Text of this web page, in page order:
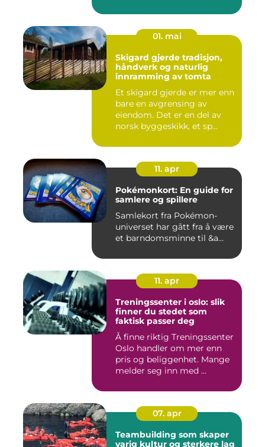
01. mai
Skigard gjerde tradisjon,
håndverk og naturlig
innramming av tomta
Et skigard gjerde er mer enn
bare en avgrensing av
eiendom. Det er en del av
norsk byggeskikk, et sp...
11. apr
Pokémonkort: En guide for
samlere og spillere
Samlekort fra Pokémon-
universet har gått fra å være
et barndomsminne til &a...
11. apr
Treningssenter i oslo: slik
finner du stedet som
faktisk passer deg
Å finne riktig Treningssenter
Oslo handler om mer enn
pris og beliggenhet. Mange
melder seg inn med ...
07. apr
Teambuilding som skaper
varig kultur og sterkere lag